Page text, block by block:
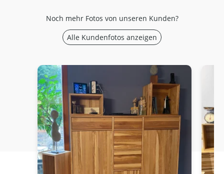
Noch mehr Fotos von unseren Kunden?
Alle Kundenfotos anzeigen